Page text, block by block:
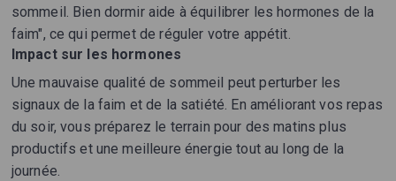
sommeil. Bien dormir aide à équilibrer les hormones de la
faim", ce qui permet de réguler votre appétit.
Impact sur les hormones
Une mauvaise qualité de sommeil peut perturber les
signaux de la faim et de la satiété. En améliorant vos repas
du soir, vous préparez le terrain pour des matins plus
productifs et une meilleure énergie tout au long de la
journée.